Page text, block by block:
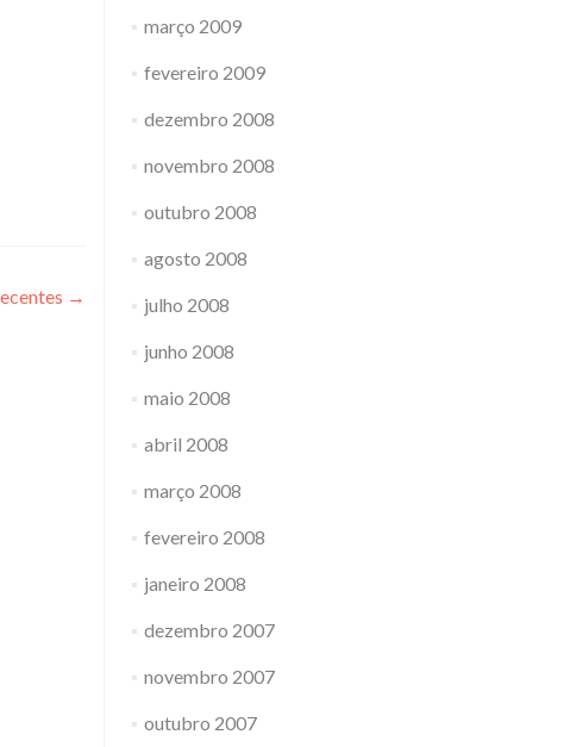
→
março 2009
fevereiro 2009
dezembro 2008
novembro 2008
outubro 2008
agosto 2008
julho 2008
junho 2008
maio 2008
abril 2008
março 2008
fevereiro 2008
janeiro 2008
dezembro 2007
novembro 2007
outubro 2007